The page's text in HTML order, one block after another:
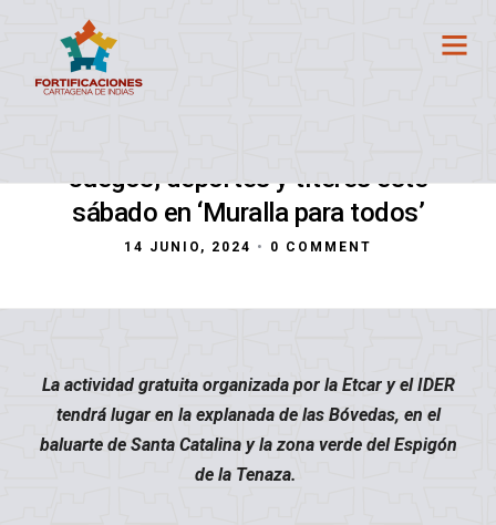
Juegos, deportes y títeres este
sábado en ‘Muralla para todos’
14 JUNIO, 2024 • 0 COMMENT
La actividad gratuita organizada por la Etcar y el IDER
tendrá lugar en la explanada de las Bóvedas, en el
baluarte de Santa Catalina y la zona verde del Espigón
de la Tenaza.